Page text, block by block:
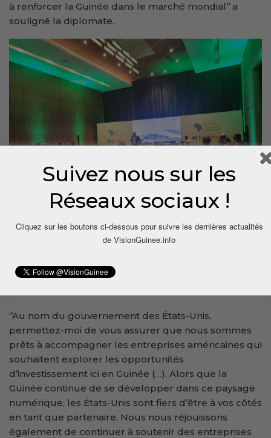
à renforcer la Guinée dans le marché mondial’’ a
souligné la diplomate.
rejoindre la Chambre de commerce américaine en
‘’Au nom du gouvernement des États-Unis,
permettez-moi de vous assurer que nous sommes
prêts à accompagner les entreprises américaines qui
souhaitent explorer les opportunités
d’investissement ici en Guinée (…). Alors que la
Guinée continue de se développer dans ce paysage
numérique, les États-Unis sont fiers d’être à vos côtés
en tant que partenaire. Nous nous réjouissons
également de continuer à soutenir des entreprises
Suivez nous sur les
Réseaux sociaux !
Cliquez sur les boutons ci-dessous pour suivre les dernières actualités
de VisionGuinee.info